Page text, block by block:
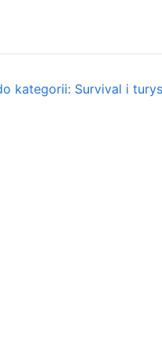
kategorii: Survival i